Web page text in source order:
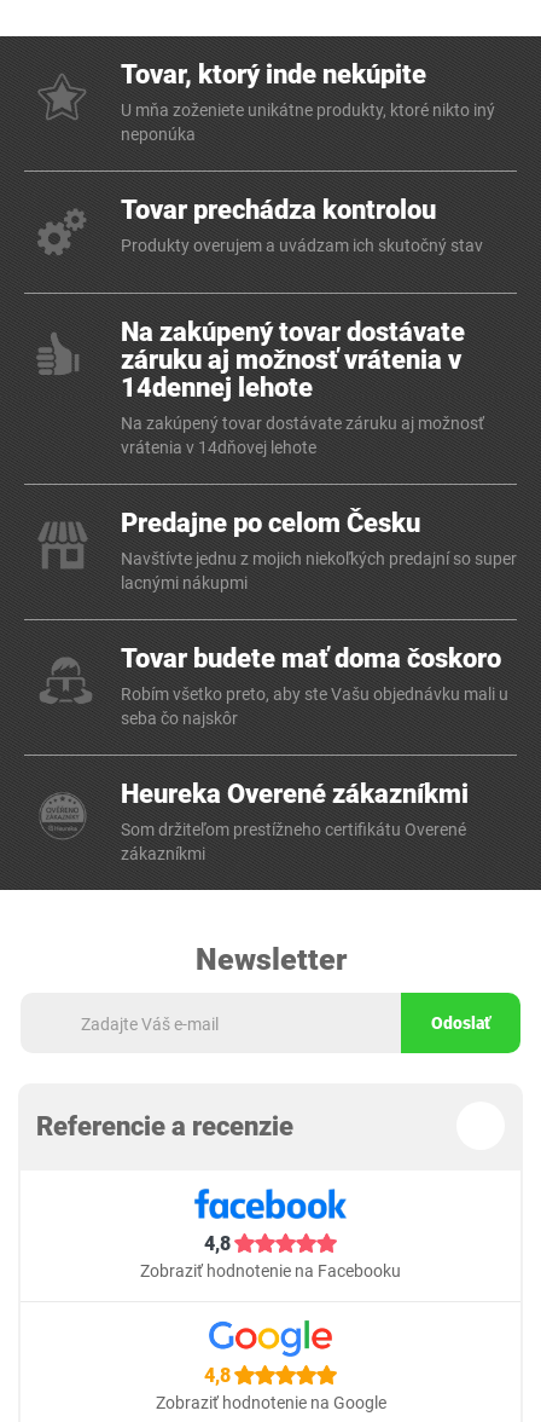
Tovar, ktorý inde nekúpite
U mňa zoženiete unikátne produkty, ktoré nikto iný
neponúka
Tovar prechádza kontrolou
Produkty overujem a uvádzam ich skutočný stav
Na zakúpený tovar dostávate
záruku aj možnosť vrátenia v
14dennej lehote
Na zakúpený tovar dostávate záruku aj možnosť
vrátenia v 14dňovej lehote
Predajne po celom Česku
Navštívte jednu z mojich niekoľkých predajní so super
lacnými nákupmi
Tovar budete mať doma čoskoro
Robím všetko preto, aby ste Vašu objednávku mali u
seba čo najskôr
Heureka Overené zákazníkmi
Som držiteľom prestížneho certifikátu Overené
zákazníkmi
Newsletter
Odoslať
Referencie a recenzie
4,8
Zobraziť hodnotenie na Facebooku
4,8
Zobraziť hodnotenie na Google